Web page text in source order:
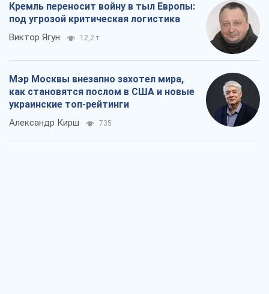
Кремль переносит войну в тыл Европы:
под угрозой критическая логистика
Виктор Ягун 12,2 т.
Мэр Москвы внезапно захотел мира,
как становятся послом в США и новые
украинские топ-рейтинги
Александр Кирш 735